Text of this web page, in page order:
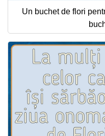
Un buchet de flori